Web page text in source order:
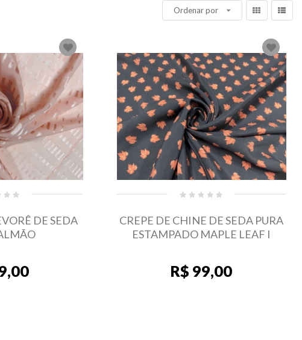
Ordenar por
DE SEDA
CREPE DE CHINE DE SEDA PURA
ESTAMPADO MAPLE LEAF I
R$ 99,00